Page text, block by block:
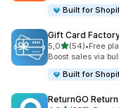
Built for
Gift Card
5,0av 5 stjerner
(54)
Totalt 54 omtaler
•Free
Boost sales via
Built for
ReturnGO